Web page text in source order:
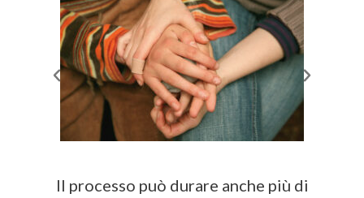
Il processo può durare anche più di